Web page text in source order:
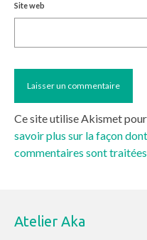
Site web
Ce site utilise Akismet
savoir plus sur la façon
commentaires sont traitées
Atelier Aka